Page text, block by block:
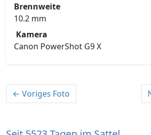
Brennweite
10.2 mm
Kamera
Canon PowerShot G9 X
← Voriges Foto